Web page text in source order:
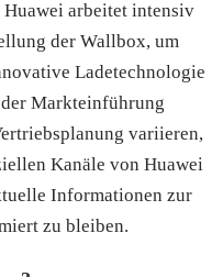
arbeitet intensiv
der Wallbox, um
Ladetechnologie
Markteinführung
variieren,
Kanäle von Huawei
Informationen zur
zu bleiben.